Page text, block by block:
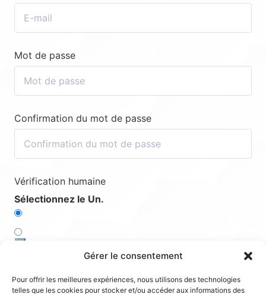
Gérer le consentement
Pour offrir les meilleures expériences, nous utilisons des technologies
telles que les cookies pour stocker et/ou accéder aux informations des
Mot de passe
Confirmation du mot de passe
Vérification humaine
Sélectionnez le Un.
1️⃣